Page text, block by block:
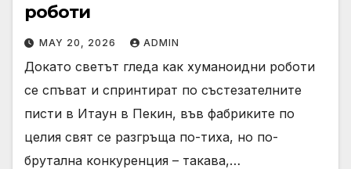
роботи
MAY 20, 2026 ADMIN
Докато светът гледа как хуманоидни роботи
се спъват и спринтират по състезателните
писти в Итаун в Пекин, във фабриките по
целия свят се разгръща по-тиха, но по-
брутална конкуренция – такава,…